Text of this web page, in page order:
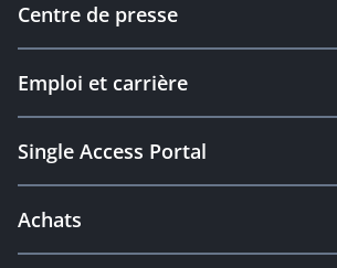
Centre de presse
Emploi et carrière
Single Access Portal
Achats